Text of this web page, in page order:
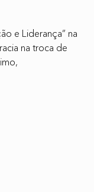
e Liderança” na
na troca de